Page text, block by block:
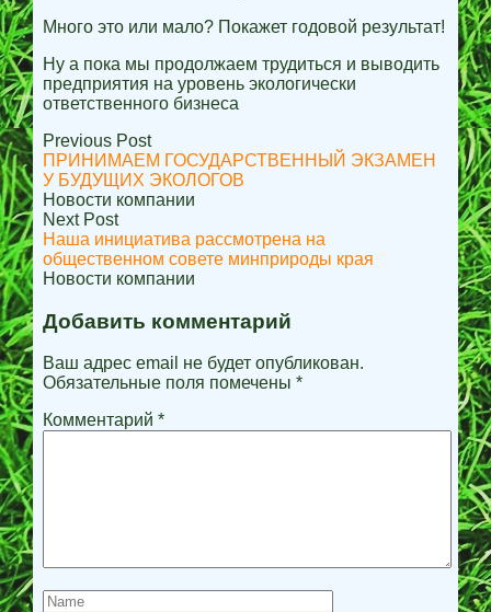
Много это или мало? Покажет годовой результат!
Ну а пока мы продолжаем трудиться и выводить
предприятия на уровень экологически
ответственного бизнеса
Previous Post
ПРИНИМАЕМ ГОСУДАРСТВЕННЫЙ ЭКЗАМЕН
У БУДУЩИХ ЭКОЛОГОВ
Новости компании
Next Post
Наша инициатива рассмотрена на
общественном совете минприроды края
Новости компании
Добавить комментарий
Ваш адрес email не будет опубликован.
Обязательные поля помечены*
Комментарий*